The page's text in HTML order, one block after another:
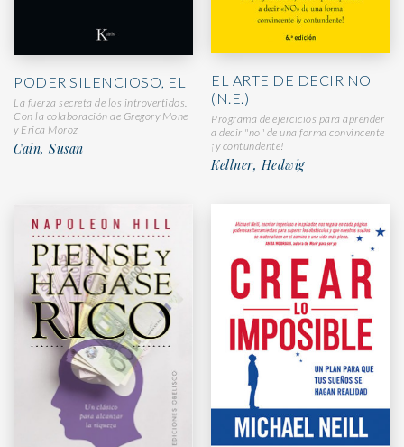
PODER SILENCIOSO, EL
La fuerza secreta de los introvertidos.
Con la colaboración de Gregory Mone
y Erica Moroz
Cain, Susan
EL ARTE DE DECIR NO
(N.E.)
Programa de ejercicios para aprender
a decir "no" de una forma convincente
¡y contundente!
Kellner, Hedwig